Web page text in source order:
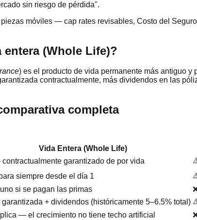
sin riesgo de pérdida".
móviles — cap rates revisables, Costo del
(Whole Life)?
) es el producto de vida permanente más antiguo
contractualmente, más dividendos en las
completa
Vida Entera (Whole Life)
garantizado de por vida
siempre desde el día 1
si se pagan las primas
garantizada + dividendos (históricamente 5–6.5% total)
— el crecimiento no tiene techo artificial